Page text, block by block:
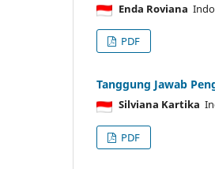
Enda Roviana
PDF
Tanggung Jawab
Silviana Kartika
PDF